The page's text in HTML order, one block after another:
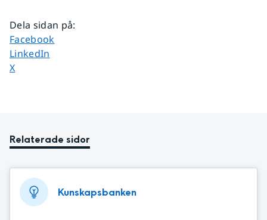
Dela sidan på:
Dela sidan på
Facebook
Dela sidan på
LinkedIn
Dela sidan på
X
Relaterade sidor
Kunskapsbanken